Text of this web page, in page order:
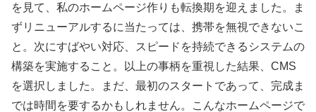
を見て、私のホームページ作りも転換期を迎えました。ま
ずリニューアルするに当たっては、携帯を無視できないこ
と。次にすばやい対応、スピードを持続できるシステムの
構築を実施すること。以上の事柄を重視した結果、CMS
を選択しました。まだ、最初のスタートであって、完成ま
では時間を要するかもしれません。こんなホームページで